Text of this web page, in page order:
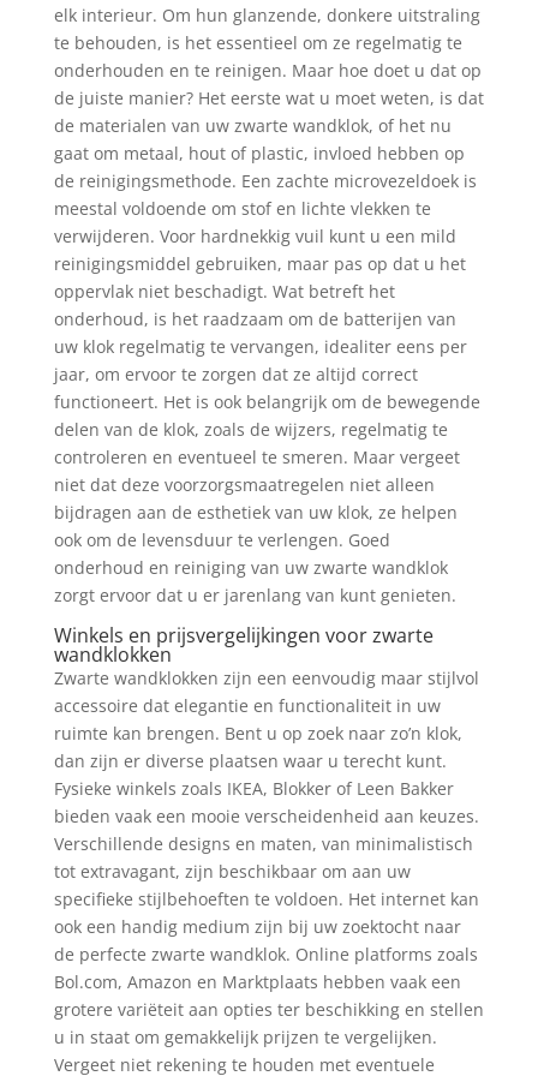
elk interieur. Om hun glanzende, donkere uitstraling
te behouden, is het essentieel om ze regelmatig te
onderhouden en te reinigen. Maar hoe doet u dat op
de juiste manier? Het eerste wat u moet weten, is dat
de materialen van uw zwarte wandklok, of het nu
gaat om metaal, hout of plastic, invloed hebben op
de reinigingsmethode. Een zachte microvezeldoek is
meestal voldoende om stof en lichte vlekken te
verwijderen. Voor hardnekkig vuil kunt u een mild
reinigingsmiddel gebruiken, maar pas op dat u het
oppervlak niet beschadigt. Wat betreft het
onderhoud, is het raadzaam om de batterijen van
uw klok regelmatig te vervangen, idealiter eens per
jaar, om ervoor te zorgen dat ze altijd correct
functioneert. Het is ook belangrijk om de bewegende
delen van de klok, zoals de wijzers, regelmatig te
controleren en eventueel te smeren. Maar vergeet
niet dat deze voorzorgsmaatregelen niet alleen
bijdragen aan de esthetiek van uw klok, ze helpen
ook om de levensduur te verlengen. Goed
onderhoud en reiniging van uw zwarte wandklok
zorgt ervoor dat u er jarenlang van kunt genieten.
Winkels en prijsvergelijkingen voor zwarte
wandklokken
Zwarte wandklokken zijn een eenvoudig maar stijlvol
accessoire dat elegantie en functionaliteit in uw
ruimte kan brengen. Bent u op zoek naar zo’n klok,
dan zijn er diverse plaatsen waar u terecht kunt.
Fysieke winkels zoals IKEA, Blokker of Leen Bakker
bieden vaak een mooie verscheidenheid aan keuzes.
Verschillende designs en maten, van minimalistisch
tot extravagant, zijn beschikbaar om aan uw
specifieke stijlbehoeften te voldoen. Het internet kan
ook een handig medium zijn bij uw zoektocht naar
de perfecte zwarte wandklok. Online platforms zoals
Bol.com, Amazon en Marktplaats hebben vaak een
grotere variëteit aan opties ter beschikking en stellen
u in staat om gemakkelijk prijzen te vergelijken.
Vergeet niet rekening te houden met eventuele